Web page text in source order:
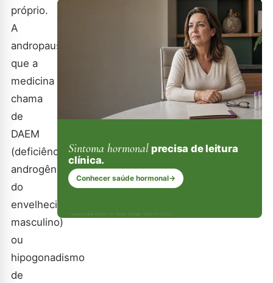
próprio.
A
andropausa,
que a
medicina
chama
de
DAEM
(deficiência
androgênica
do
envelhecimento
masculino)
ou
hipogonadismo
de
Sintoma hormonal precisa de leitura
clínica.
Conhecer saúde hormonal→
* Responsável técnico: Dr. Renan Abdalla, CRM-PR 42232